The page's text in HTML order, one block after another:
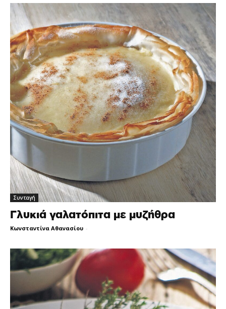
Συνταγή
Γλυκιά γαλατόπιτα με μυζήθρα
Κωνσταντίνα Αθανασίου -